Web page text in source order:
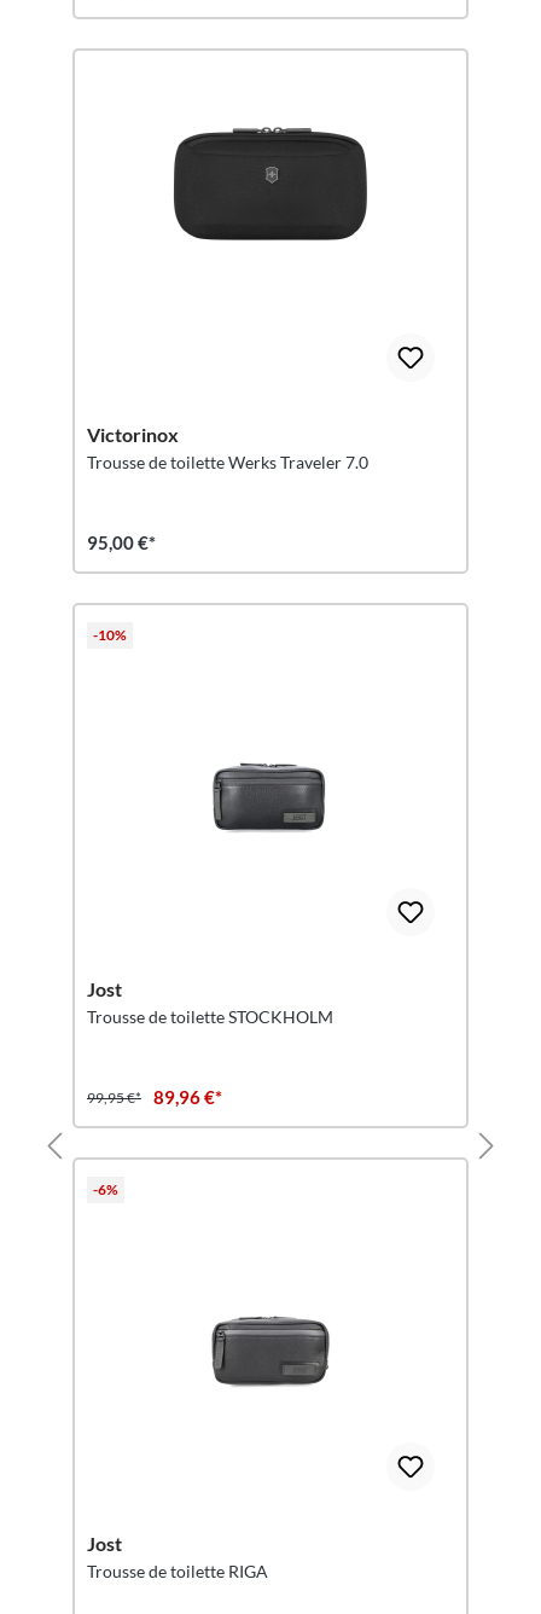
Victorinox
Trousse de toilette Werks Traveler 7.0
95,00 €*
-10%
Jost
Trousse de toilette STOCKHOLM
99,95 €* 89,96 €*
-6%
Jost
Trousse de toilette RIGA